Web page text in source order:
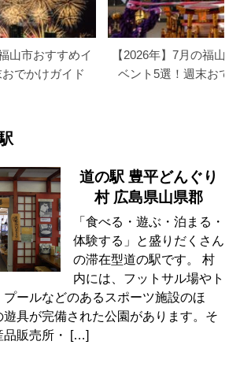
山市おすすめイ
でかけガイド
【2026年】7月の福山
ベント5選！週末おで
道の駅 豊平どんぐり
村 広島県山県郡
「食べる・遊ぶ・泊まる・
体験する」と盛りだくさん
の滞在型道の駅です。 村
内には、フットサル場やト
プールなどのあるスポーツ施設のほ
具が完備された公園があります。そ
品販売所・ […]